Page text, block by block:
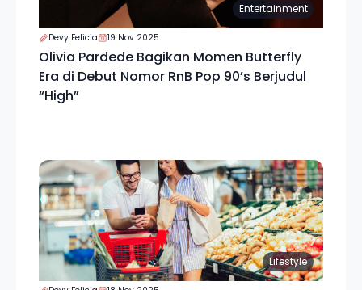
Entertainment
Devy Felicia 19 Nov 2025
Olivia Pardede Bagikan Momen Butterfly
Era di Debut Nomor RnB Pop 90’s Berjudul
“High”
Lifestyle